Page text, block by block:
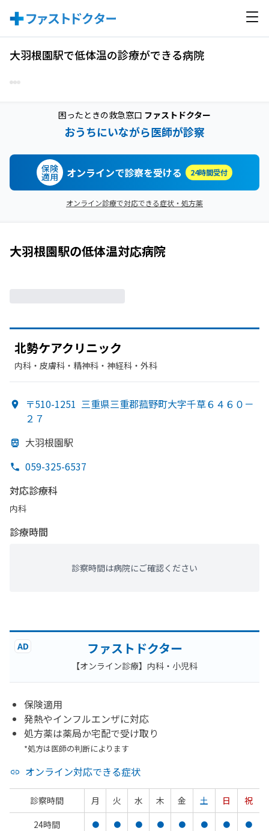
大羽根園駅で低体温の診療ができる病院
困ったときの救急窓口 ファストドクター
おうちにいながら医師が診察
保険
適用 オンラインで診察を受ける 24時間受付
オンライン診療で対応できる症状・処方薬
大羽根園駅の低体温対応病院
北勢ケアクリニック
内科・​皮膚科・​精神科・神経科・​外科
〒510-1251 三重県三重郡菰野町大字千草６４６０－
２７
大羽根園駅
059-325-6537
対応診療科
内科
診療時間
診察時間は病院にご確認ください
AD ファストドクター
【オンライン診療】内科・小児科
保険適用
発熱やインフルエンザに対応
処方薬は薬局か宅配で受け取り
*処方は医師の判断によります
オンライン対応できる症状
診察時間 月 火 水 木 金 土 日
祝
24時間
● ● ● ● ● ● ● ●